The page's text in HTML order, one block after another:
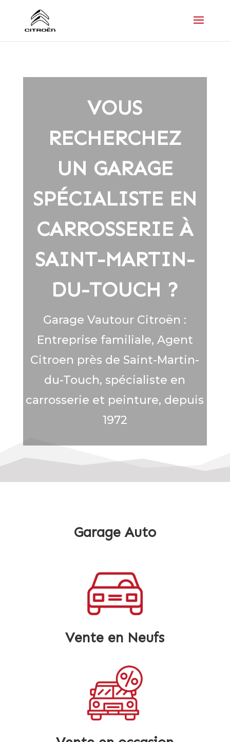
VOUS
RECHERCHEZ
UN GARAGE
SPÉCIALISTE EN
CARROSSERIE À
SAINT-MARTIN-
DU-TOUCH ?
Garage Vautour Citroën :
Entreprise familiale, Agent
Citroen près de Saint-Martin-
du-Touch, spécialiste en
carrosserie et peinture, depuis
1972
Garage Auto
Vente en Neufs